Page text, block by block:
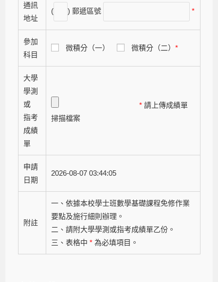
通訊
地址
( ) 郵遞區號 *
參加
科目
微積分（一） 微積分（二） *
大學
學測
或
指考
成績
單
* 請上傳成績單
掃描檔案
申請
日期
2026-08-07 03:44:05
附註
一、依據本校學士班數學基礎課程免修作業
要點及施行細則辦理。
二、請附大學學測或指考成績單乙份。
三、表格中 *為必填項目。